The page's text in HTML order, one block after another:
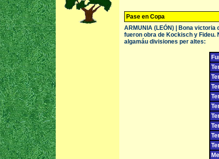
Pase en Copa
ARMUNIA (LEÓN) | Bona
fueron obra de Kockisch y Fideu.
algamáu divisiones per altes: